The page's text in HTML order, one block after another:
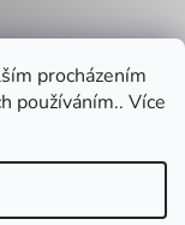
procházením
používáním.. Více